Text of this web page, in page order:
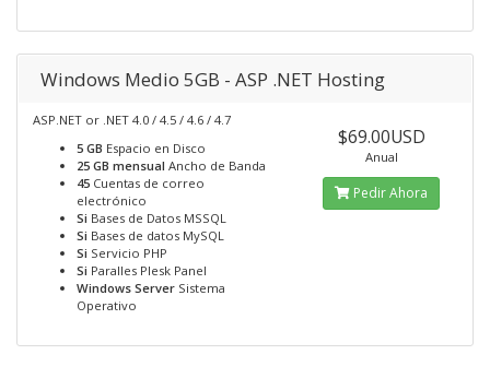
Windows Medio 5GB - ASP .NET Hosting
ASP.NET or .NET 4.0 / 4.5 / 4.6 / 4.7
5 GB Espacio en Disco
25 GB mensual Ancho de Banda
45 Cuentas de correo
electrónico
Si Bases de Datos MSSQL
Si Bases de datos MySQL
Si Servicio PHP
Si Paralles Plesk Panel
Windows Server Sistema
Operativo
$69.00USD
Anual
Pedir Ahora